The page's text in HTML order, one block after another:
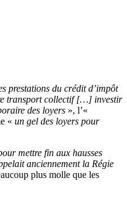
prestations du crédit d’impôt
transport collectif […] investir
des loyers », l’«
« un gel des loyers pour
mettre fin aux hausses
anciennement la Régie
plus molle que les